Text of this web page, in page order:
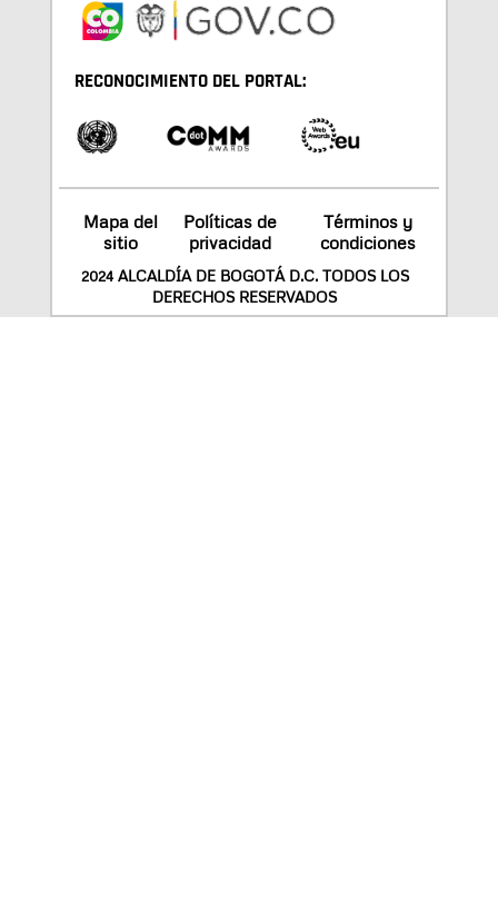
RECONOCIMIENTO DEL PORTAL:
Mapa del
sitio
Políticas de
privacidad
Términos y
condiciones
2024 ALCALDÍA DE BOGOTÁ D.C. TODOS LOS
DERECHOS RESERVADOS